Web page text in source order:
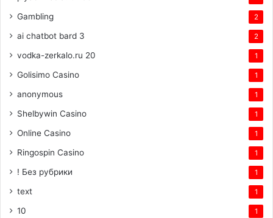
Gambling 2
ai chatbot bard 3 2
vodka-zerkalo.ru 20 1
Golisimo Casino 1
anonymous 1
Shelbywin Casino 1
Online Casino 1
Ringospin Casino 1
! Без рубрики 1
text 1
10 1